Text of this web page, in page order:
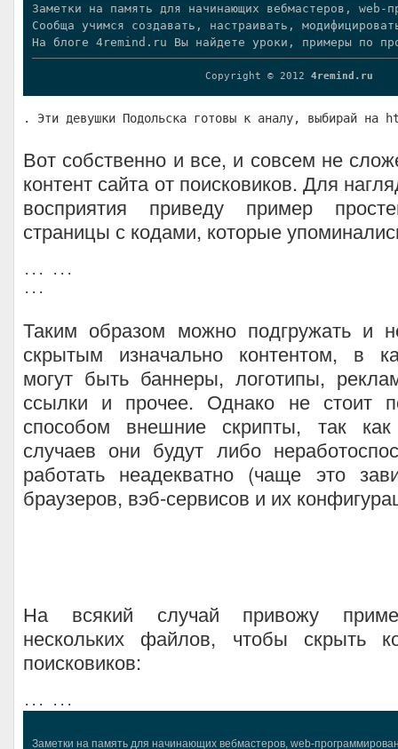
Заметки на память для начинающих вебмастеров, web-
Сообща учимся создавать, настраивать,
На блоге 4remind.ru Вы найдете уроки, примеры по
Copyright © 2012 4remind.ru
. Эти девушки Подольска готовы к аналу, выбирай
Вот собственно и все, и совсем не
контент сайта от поисковиков. Для
восприятия приведу пример
страницы с кодами, которые
...
...
...
Таким образом можно подгружать и
скрытым изначально контентом, в
могут быть баннеры, логотипы,
ссылки и прочее. Однако не стоит
способом внешние скрипты, так
случаев они будут либо
работать неадекватно (чаще это
браузеров, вэб-сервисов и их
На всякий случай привожу
нескольких файлов, чтобы скрыть
поисковиков:
... ...
Заметки на память для начинающих вебмастеров, web-